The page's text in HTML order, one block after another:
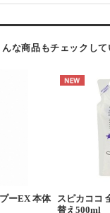
な商品もチェックして
ーEX 本体
スピカココ
替え500ml